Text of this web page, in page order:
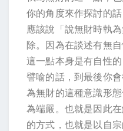
你的角度來作探討的
應該說「說無財時執
除。因為在談述有無
這一點本身是有自性
譬喻的話，到最後你
為無財的這種意識形
為端嚴。也就是因此
的方式，也就是以自